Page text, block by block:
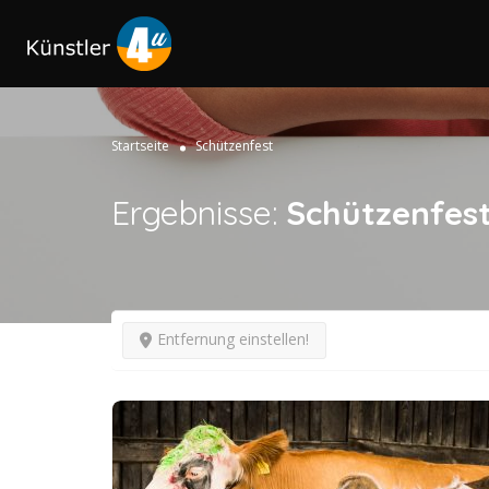
Startseite Schützenfest
Ergebnisse:
Entfernung einstellen!